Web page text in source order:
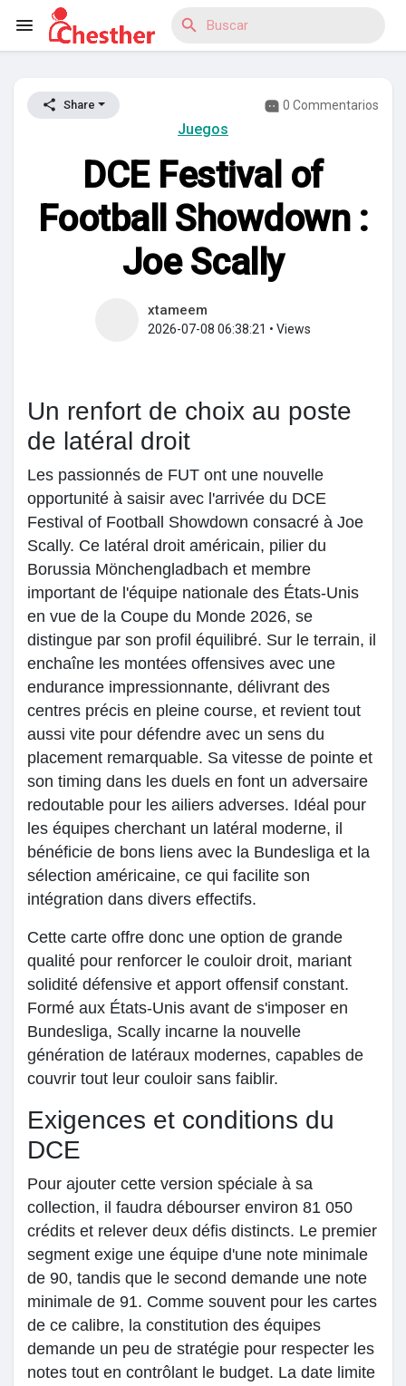
Reels
Discover Blogs
My Groups
Discover Páginas
le gustaba páginas
Popular Posts
Discover Posts
Share 0 Commentarios
Juegos
DCE Festival of
Football Showdown :
Joe Scally
xtameem
2026-07-08 06:38:21 • Views
Un renfort de choix au poste
de latéral droit
Les passionnés de FUT ont une nouvelle
opportunité à saisir avec l'arrivée du DCE
Festival of Football Showdown consacré à Joe
Scally. Ce latéral droit américain, pilier du
Borussia Mönchengladbach et membre
important de l'équipe nationale des États-Unis
en vue de la Coupe du Monde 2026, se
distingue par son profil équilibré. Sur le terrain, il
enchaîne les montées offensives avec une
endurance impressionnante, délivrant des
centres précis en pleine course, et revient tout
aussi vite pour défendre avec un sens du
placement remarquable. Sa vitesse de pointe et
son timing dans les duels en font un adversaire
redoutable pour les ailiers adverses. Idéal pour
les équipes cherchant un latéral moderne, il
bénéficie de bons liens avec la Bundesliga et la
sélection américaine, ce qui facilite son
intégration dans divers effectifs.
Cette carte offre donc une option de grande
qualité pour renforcer le couloir droit, mariant
solidité défensive et apport offensif constant.
Formé aux États-Unis avant de s'imposer en
Bundesliga, Scally incarne la nouvelle
génération de latéraux modernes, capables de
couvrir tout leur couloir sans faiblir.
Exigences et conditions du
DCE
Pour ajouter cette version spéciale à sa
collection, il faudra débourser environ 81 050
crédits et relever deux défis distincts. Le premier
segment exige une équipe d'une note minimale
de 90, tandis que le second demande une note
minimale de 91. Comme souvent pour les cartes
de ce calibre, la constitution des équipes
demande un peu de stratégie pour respecter les
notes tout en contrôlant le budget. La date limite